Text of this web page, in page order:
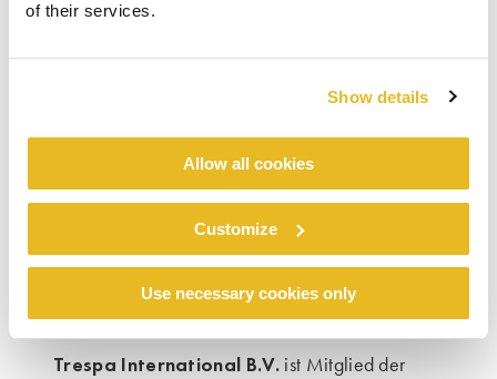
of their services.
Show details
Allow all cookies
Customize
Use necessary cookies only
Trespa® TopLab®bietet attraktive und
langlebige wissenschaftliche Oberflächen in
einer preisgekrönten Lösung, die nach den
Programmen GREENGUARD Gold Certification
und ISEGA Certification für Zuverlässigkeit und
Trespa International B.V. ist Mitglied der